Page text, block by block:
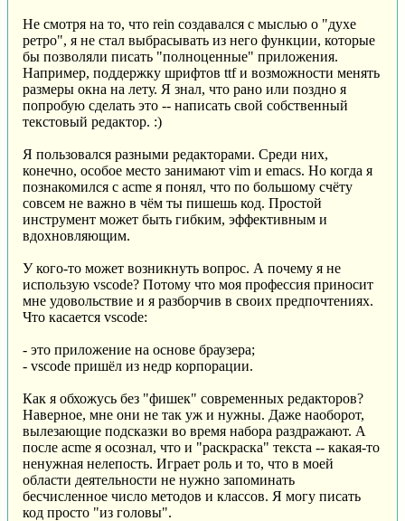
Не смотря на то, что rein создавался с мыслью о "духе
ретро", я не стал выбрасывать из него функции, которые
бы позволяли писать "полноценные" приложения.
Например, поддержку шрифтов ttf и возможности менять
размеры окна на лету. Я знал, что рано или поздно я
попробую сделать это -- написать свой собственный
текстовый редактор. :)
Я пользовался разными редакторами. Среди них,
конечно, особое место занимают vim и emacs. Но когда я
познакомился с acme я понял, что по большому счёту
совсем не важно в чём ты пишешь код. Простой
инструмент может быть гибким, эффективным и
вдохновляющим.
У кого-то может возникнуть вопрос. А почему я не
использую vscode? Потому что моя профессия приносит
мне удовольствие и я разборчив в своих предпочтениях.
Что касается vscode:
- это приложение на основе браузера;
- vscode пришёл из недр корпорации.
Как я обхожусь без "фишек" современных редакторов?
Наверное, мне они не так уж и нужны. Даже наоборот,
вылезающие подсказки во время набора раздражают. А
после acme я осознал, что и "раскраска" текста -- какая-то
ненужная нелепость. Играет роль и то, что в моей
области деятельности не нужно запоминать
бесчисленное число методов и классов. Я могу писать
код просто "из головы".